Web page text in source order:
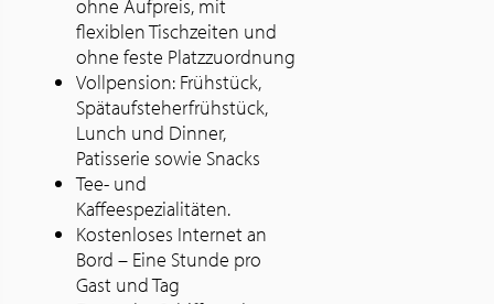
ohne Aufpreis, mit
flexiblen Tischzeiten und
ohne feste Platzzuordnung
Vollpension: Frühstück,
Spätaufsteherfrühstück,
Lunch und Dinner,
Patisserie sowie Snacks
Tee- und
Kaffeespezialitäten.
Kostenloses Internet an
Bord – Eine Stunde pro
Gast und Tag